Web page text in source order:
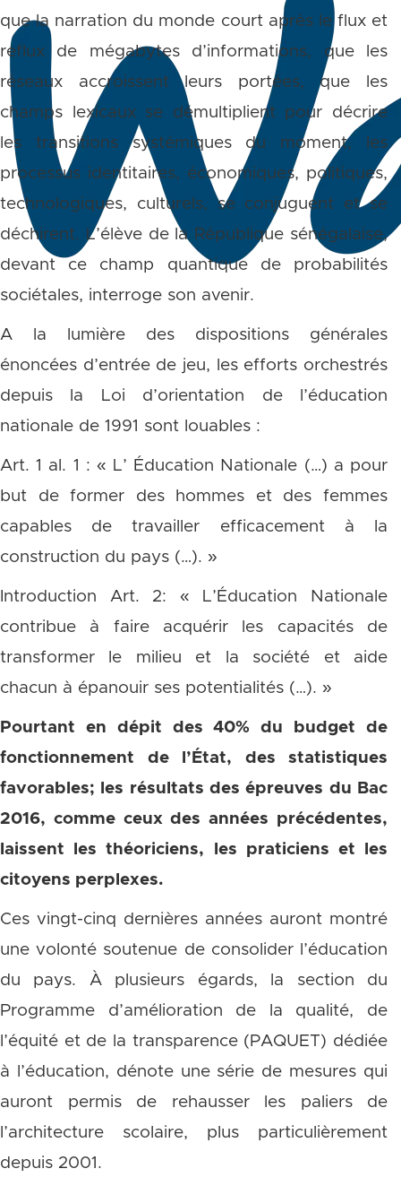
que la narration du monde court après le flux et
reflux de mégabytes d’informations, que les
réseaux accroissent leurs portées, que les
champs lexicaux se démultiplient pour décrire
les transitions systémiques du moment, les
processus identitaires, économiques, politiques,
technologiques, culturels, se conjuguent et se
déchirent. L’élève de la République sénégalaise,
devant ce champ quantique de probabilités
sociétales, interroge son avenir.
A la lumière des dispositions générales
énoncées d’entrée de jeu, les efforts orchestrés
depuis la Loi d’orientation de l’éducation
nationale de 1991 sont louables :
Art. 1 al. 1 : « L’ Éducation Nationale (…) a pour
but de former des hommes et des femmes
capables de travailler efficacement à la
construction du pays (…). »
Introduction Art. 2: « L’Éducation Nationale
contribue à faire acquérir les capacités de
transformer le milieu et la société et aide
chacun à épanouir ses potentialités (…). »
Pourtant en dépit des 40% du budget de
fonctionnement de l’État, des statistiques
favorables; les résultats des épreuves du Bac
2016, comme ceux des années précédentes,
laissent les théoriciens, les praticiens et les
citoyens perplexes.
Ces vingt-cinq dernières années auront montré
une volonté soutenue de consolider l’éducation
du pays. À plusieurs égards, la section du
Programme d’amélioration de la qualité, de
l’équité et de la transparence (PAQUET) dédiée
à l’éducation, dénote une série de mesures qui
auront permis de rehausser les paliers de
l’architecture scolaire, plus particulièrement
depuis 2001.